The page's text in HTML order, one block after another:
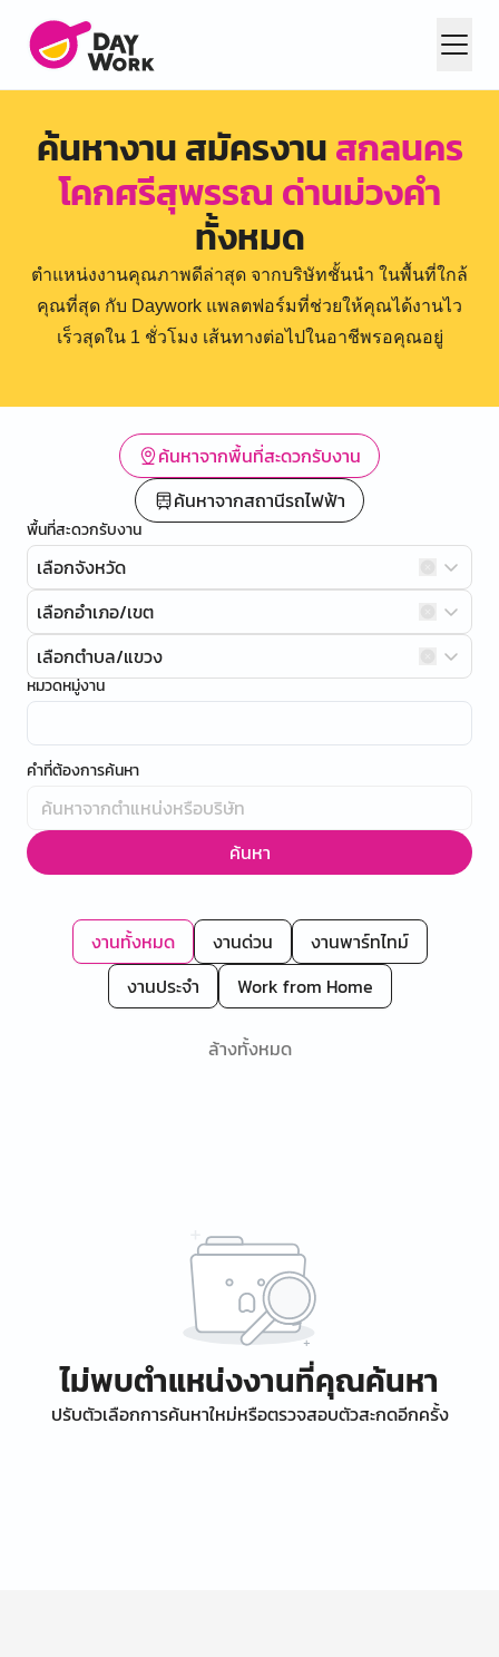
ค้นหางาน สมัครงานสกลนคร
โคกศรีสุพรรณ ด่านม่วงคำ
ทั้งหมด
ตำแหน่งงานคุณภาพดีล่าสุด จากบริษัทชั้นนำ ในพื้นที่ใกล้
คุณที่สุด กับ Daywork แพลตฟอร์มที่ช่วยให้คุณได้งานไว
เร็วสุดใน 1 ชั่วโมง เส้นทางต่อไปในอาชีพรอคุณอยู่
ค้นหาจากพื้นที่สะดวกรับงาน
ค้นหาจากสถานีรถไฟฟ้า
พื้นที่สะดวกรับงาน
เลือกจังหวัด
เลือกอำเภอ/เขต
เลือกตำบล/แขวง
หมวดหมู่งาน
คำที่ต้องการค้นหา
ค้นหา
งานทั้งหมด งานด่วน
งานพาร์ทไทม์
งานประจำ
Work from Home
ล้างทั้งหมด
ไม่พบตำแหน่งงานที่คุณค้นหา
ปรับตัวเลือกการค้นหาใหม่หรือตรวจสอบตัวสะกดอีกครั้ง